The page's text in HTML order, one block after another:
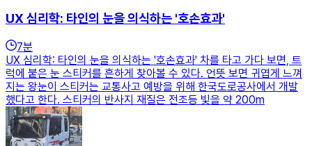
UX 심리학: 타인의 눈을 의식하는 '호손효과'
7분
UX 심리학: 타인의 눈을 의식하는 '호손효과' 차를 타고 가다 보면, 트
럭에 붙은 눈 스티커를 흔하게 찾아볼 수 있다. 언뜻 보면 귀엽게 느껴
지는 왕눈이 스티커는 교통사고 예방을 위해 한국도로공사에서 개발
했다고 한다. 스티커의 반사지 재질은 전조등 빛을 약 200m